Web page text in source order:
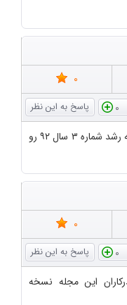
0
0
سلام میخواستم بدونم چجور میتونم مجله رشد شماره ۳ سال ۹۲ رو
0
0
این مجله نسخه